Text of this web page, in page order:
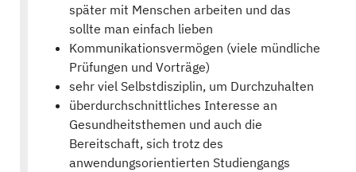
später mit Menschen arbeiten und das
sollte man einfach lieben
Kommunikationsvermögen (viele mündliche
Prüfungen und Vorträge)
sehr viel Selbstdisziplin, um Durchzuhalten
überdurchschnittliches Interesse an
Gesundheitsthemen und auch die
Bereitschaft, sich trotz des
anwendungsorientierten Studiengangs